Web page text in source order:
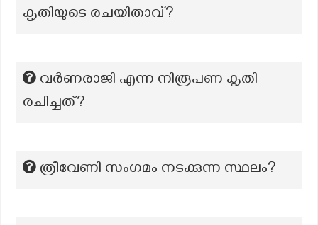
കൃതിയുടെ രചയിതാവ്?
വർണരാജി എന്ന നിരൂപണ കൃതി
രചിച്ചത്?
ത്രീവേണി സംഗമം നടക്കുന്ന സ്ഥലം?